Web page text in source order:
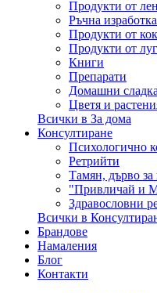
Продукти от лен
Ръчна изработка
Продукти от
Продукти от
Книги
Препарати
Домашни
Цветя и
Всички в За дома
Консултиране
Психологично
Ретрийти
Тамян, дърво за
"Привличай и
Здравословни
Всички в
Брандове
Намаления
Блог
Контакти